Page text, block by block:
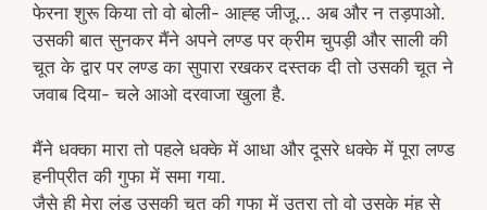
फेरना शुरू किया तो वो बोली- आह्ह जीजू… अब और न तड़पाओ.
उसकी बात सुनकर मैंने अपने लण्ड पर क्रीम चुपड़ी और साली की
चूत के द्वार पर लण्ड का सुपारा रखकर दस्तक दी तो उसकी चूत ने
जवाब दिया- चले आओ दरवाजा खुला है.
मैंने धक्का मारा तो पहले धक्के में आधा और दूसरे धक्के में पूरा लण्ड
हनीप्रीत की गुफा में समा गया.
जैसे ही मेरा लंड उसकी चूत की गुफा में उतरा तो वो उसके मुंह से